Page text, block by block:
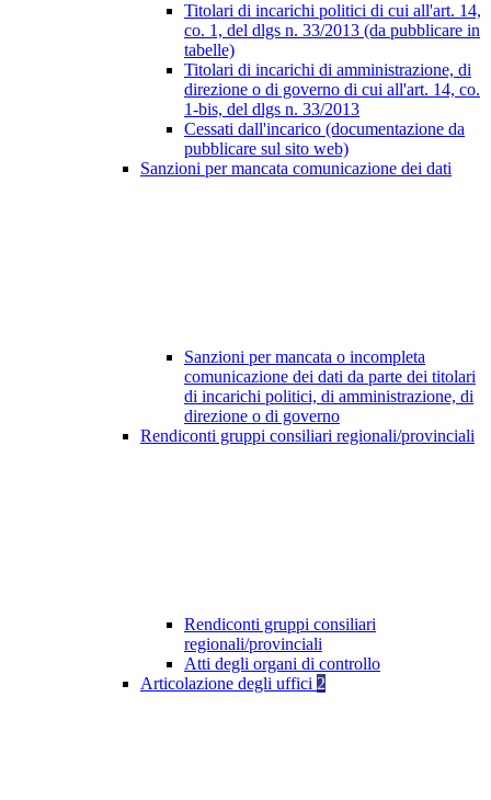
Titolari di incarichi politici di cui all'art. 14,
co. 1, del dlgs n. 33/2013 (da pubblicare in
tabelle)
Titolari di incarichi di amministrazione, di
direzione o di governo di cui all'art. 14, co.
1-bis, del dlgs n. 33/2013
Cessati dall'incarico (documentazione da
pubblicare sul sito web)
Sanzioni per mancata comunicazione dei dati
Sanzioni per mancata o incompleta
comunicazione dei dati da parte dei titolari
di incarichi politici, di amministrazione, di
direzione o di governo
Rendiconti gruppi consiliari regionali/provinciali
Rendiconti gruppi consiliari
regionali/provinciali
Atti degli organi di controllo
Articolazione degli uffici 2